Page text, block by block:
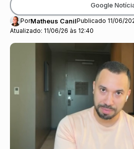
Atualizado: 11/06/26 às 12:40
PorMatheus CanilPublicado 11/06/
Google